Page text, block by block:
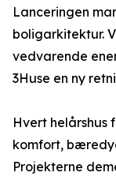
Lanceringen
boligarkitektur.
vedvarende
3Huse en ny
Hvert helårshus
komfort,
Projekterne